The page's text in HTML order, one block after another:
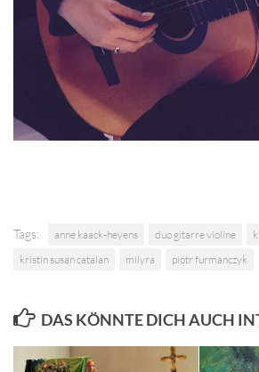
Tags: anne kaack-heyens duo gitarre violine
kristin susan catalan
milyra piotr furmanczyk
DAS KÖNNTE DICH AUCH